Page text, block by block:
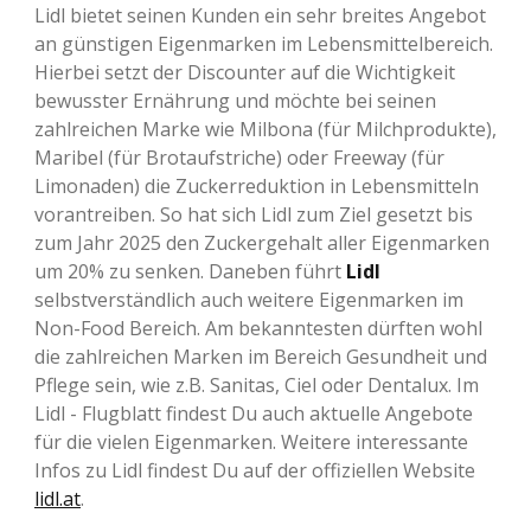
Lidl bietet seinen Kunden ein sehr breites Angebot
an günstigen Eigenmarken im Lebensmittelbereich.
Hierbei setzt der Discounter auf die Wichtigkeit
bewusster Ernährung und möchte bei seinen
zahlreichen Marke wie Milbona (für Milchprodukte),
Maribel (für Brotaufstriche) oder Freeway (für
Limonaden) die Zuckerreduktion in Lebensmitteln
vorantreiben. So hat sich Lidl zum Ziel gesetzt bis
zum Jahr 2025 den Zuckergehalt aller Eigenmarken
um 20% zu senken. Daneben führt Lidl
selbstverständlich auch weitere Eigenmarken im
Non-Food Bereich. Am bekanntesten dürften wohl
die zahlreichen Marken im Bereich Gesundheit und
Pflege sein, wie z.B. Sanitas, Ciel oder Dentalux. Im
Lidl - Flugblatt findest Du auch aktuelle Angebote
für die vielen Eigenmarken. Weitere interessante
Infos zu Lidl findest Du auf der offiziellen Website
lidl.at.